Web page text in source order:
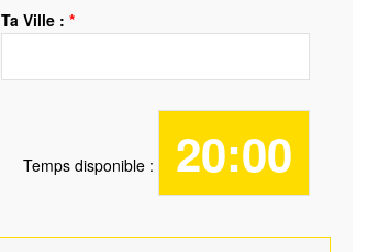
Ta Ville : *
Temps disponible : 20:00